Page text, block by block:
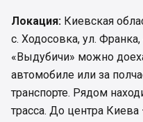
Локация: Киевская
с. Ходосовка, ул.
«Выдубичи» можно
автомобиле или за
транспорте. Рядом
трасса. До центра